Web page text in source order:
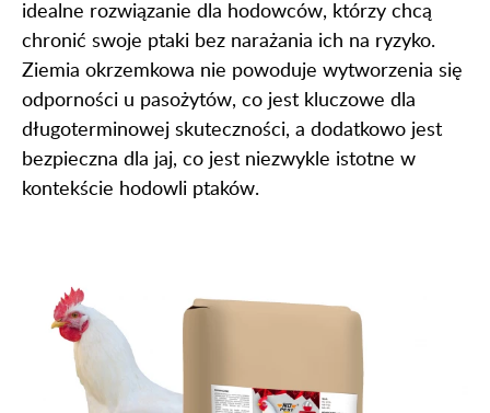
idealne rozwiązanie dla hodowców, którzy chcą
chronić swoje ptaki bez narażania ich na ryzyko.
Ziemia okrzemkowa nie powoduje wytworzenia się
odporności u pasożytów, co jest kluczowe dla
długoterminowej skuteczności, a dodatkowo jest
bezpieczna dla jaj, co jest niezwykle istotne w
kontekście hodowli ptaków.